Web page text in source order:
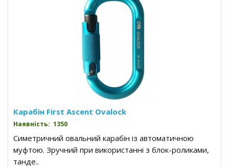
Карабін First Ascent Ovalock
Наявність: 1350
Симетричний овальний карабін із автоматичною
муфтою. Зручний при використанні з блок-роликами,
танде..